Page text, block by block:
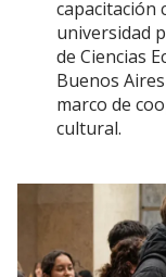
capacitación
universidad
de Ciencias
Buenos
marco de
cultural.